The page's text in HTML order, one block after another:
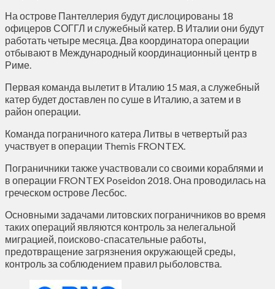
На острове Пантеллерия будут дислоцированы 18
офицеров СОГГЛ и служебный катер. В Италии они будут
работать четыре месяца. Два координатора операции
отбывают в Международный координационный центр в
Риме.
Первая команда вылетит в Италию 15 мая, а служебный
катер будет доставлен по суше в Италию, а затем и в
район операции.
Команда пограничного катера Литвы в четвертый раз
участвует в операции Themis FRONTEX.
Пограничники также участвовали со своими кораблями и
в операции FRONTEX Poseidon 2018. Она проводилась на
греческом острове Лесбос.
Основными задачами литовских пограничников во время
таких операций являются контроль за нелегальной
миграцией, поисково-спасательные работы,
предотвращение загрязнения окружающей среды,
контроль за соблюдением правил рыболовства.